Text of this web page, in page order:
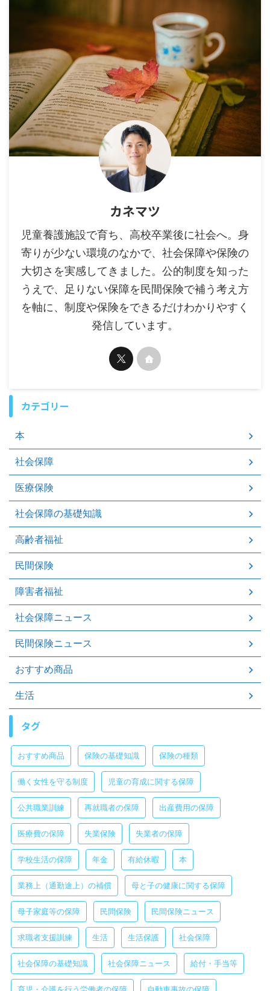
カネマツ
児童養護施設で育ち、高校卒業後に社会へ。身
寄りが少ない環境のなかで、社会保障や保険の
大切さを実感してきました。公的制度を知った
うえで、足りない保障を民間保険で補う考え方
を軸に、制度や保険をできるだけわかりやすく
発信しています。
カテゴリー
本
社会保障
医療保険
社会保障の基礎知識
高齢者福祉
民間保険
障害者福祉
社会保障ニュース
民間保険ニュース
おすすめ商品
生活
タグ
おすすめ商品 保険の基礎知識 保険の種類
働く女性を守る制度 児童の育成に関する保障
公共職業訓練 再就職者の保障 出産費用の保障
医療費の保障 失業保険 失業者の保障
学校生活の保障 年金 有給休暇 本
業務上（通勤途上）の補償 母と子の健康に関する保障
母子家庭等の保障 民間保険 民間保険ニュース
求職者支援訓練 生活 生活保護 社会保障
社会保障の基礎知識 社会保障ニュース 給付・手当等